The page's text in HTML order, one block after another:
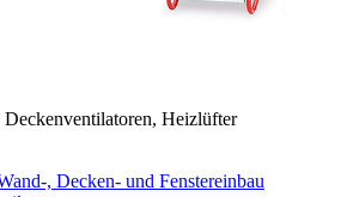
Heizlüfter
, Decken- und Fenstereinbau